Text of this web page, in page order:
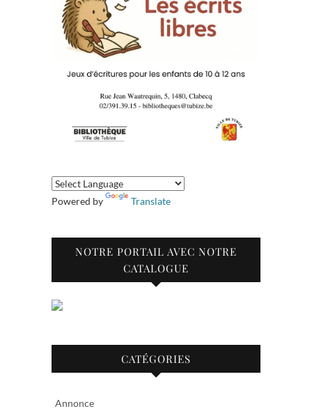
Powered by Translate
NOTRE PORTAIL AVEC NOTRE
CATALOGUE
CATÉGORIES
Annonce